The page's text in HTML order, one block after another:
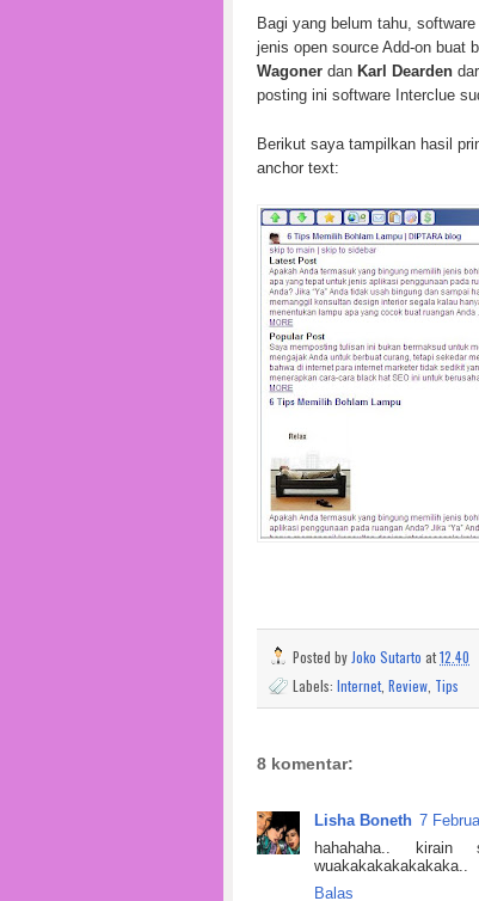
Bagi yang belum tahu,
jenis open source Add-on buat
Wagoner dan Karl Dearden
posting ini software Interclue
Berikut saya tampilkan hasil
anchor text:
Posted by Joko Sutarto at12.40
Labels: Internet Review Tips
8 komentar:
Lisha Boneth 7
hahahaha.. kirain
wuakakakakakakaka..
Balas